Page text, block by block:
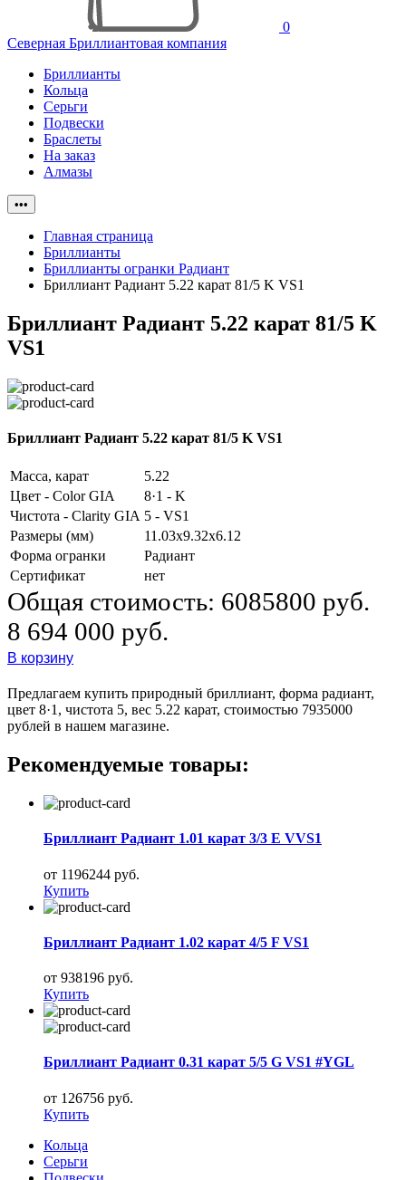
0
Северная Бриллиантовая компания
Бриллианты
Кольца
Серьги
Подвески
Браслеты
На заказ
Алмазы
•••
Главная страница
Бриллианты
Бриллианты огранки Радиант
Бриллиант Радиант 5.22 карат 81/5 K VS1
Бриллиант Радиант 5.22 карат 81/5 K
VS1
Бриллиант Радиант 5.22 карат 81/5 K VS1
Масса, карат
5.22
Цвет - Color GIA
8·1 - K
Чистота - Clarity GIA 5 - VS1
Размеры (мм)
11.03x9.32x6.12
Форма огранки
Радиант
Сертификат
нет
Общая стоимость: 6085800 руб.
8 694 000 руб.
В корзину
Предлагаем купить природный бриллиант, форма радиант,
цвет 8·1, чистота 5, вес 5.22 карат, стоимостью 7935000
рублей в нашем магазине.
Рекомендуемые товары:
Бриллиант Радиант 1.01 карат 3/3 E VVS1
от 1196244 руб.
Купить
Бриллиант Радиант 1.02 карат 4/5 F VS1
от 938196 руб.
Купить
Бриллиант Радиант 0.31 карат 5/5 G VS1 #YGL
от 126756 руб.
Купить
Кольца
Серьги